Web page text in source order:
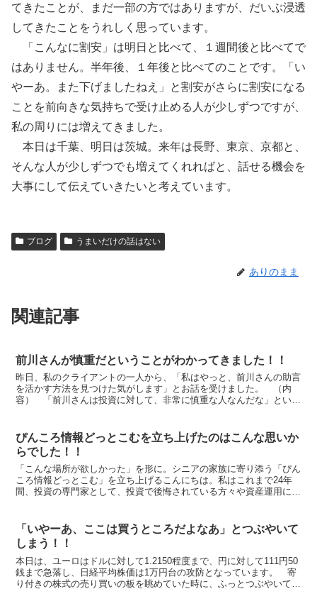
てきたことが、まだ一部の方ではありますが、だいぶ浸透
してきたことをうれしく思っています。
「こんなに割安」は明日と比べて、１週間後と比べてで
はありません。半年後、１年後と比べてのことです。「い
やーあ。また下げましたねえ」と割安がさらに割安になる
ことを前向きな気持ちで受け止める人が少しずつですが、
私の周りには増えてきました。
本日は千葉、明日は茨城。来年は長野、東京、京都と、
そんな人が少しずつでも増えてくれればと、話せる機会を
大事にして伝えていきたいと考えています。
ブログ うまいだけの話はない
ありのまま
関連記事
前川さんが慎重だということがわかってきました！！
昨日、私のクライアントの一人から、「私はやっと、前川さんの助言
を活かす方法を見つけた気がします」とお話を受けました。 （内
容） 「前川さんは投資に対して、非常に慎重な人なんだな」という
ぴんころ情報どっとこむを立ち上げたのはこんな思いか
らでした！！
「こんな場所が欲しかった」を形に。シニアの家族に寄り添う「ぴん
ころ情報どっとこむ」を立ち上げるこんにちは。私はこれまで24年
間、投資の専門家として、投資で後悔されている方々や資産運用に悩
「いやーあ、ここは買うところだよなあ」とつぶやいて
しまう！！
本日は、ユーロはドルに対して1.2150程度まで、円に対して111円50
銭まで急落し、日経平均株価は1万円台の攻防となっています。 寄
り付きの株式の売り買いの板を眺めていた時に、ふっとつぶやいてし